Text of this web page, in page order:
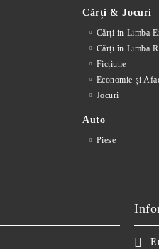
Cărți & Jocuri
Cărți in Limba
Cărți în Limba
Ficțiune
Economie și
Jocuri
Auto
Piese